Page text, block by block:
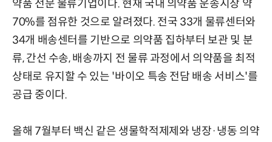
약품 전문 물류기업이다. 현재 국내 의약품 운송시장 약
70%를 점유한 것으로 알려졌다. 전국 33개 물류센터와
34개 배송센터를 기반으로 의약품 집하부터 보관 및 분
류, 간선 수송, 배송까지 전 물류 과정에서 의약품을 최적
상태로 유지할 수 있는 '바이오 특송 전담 배송 서비스'를
공급 중이다.
올해 7월부터 백신 같은 생물학적제제와 냉장·냉동 의약